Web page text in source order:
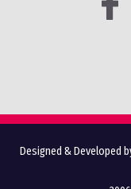
Designed & Developed